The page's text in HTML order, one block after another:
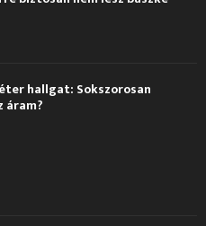
hallgat: Sokszorosan
áram?